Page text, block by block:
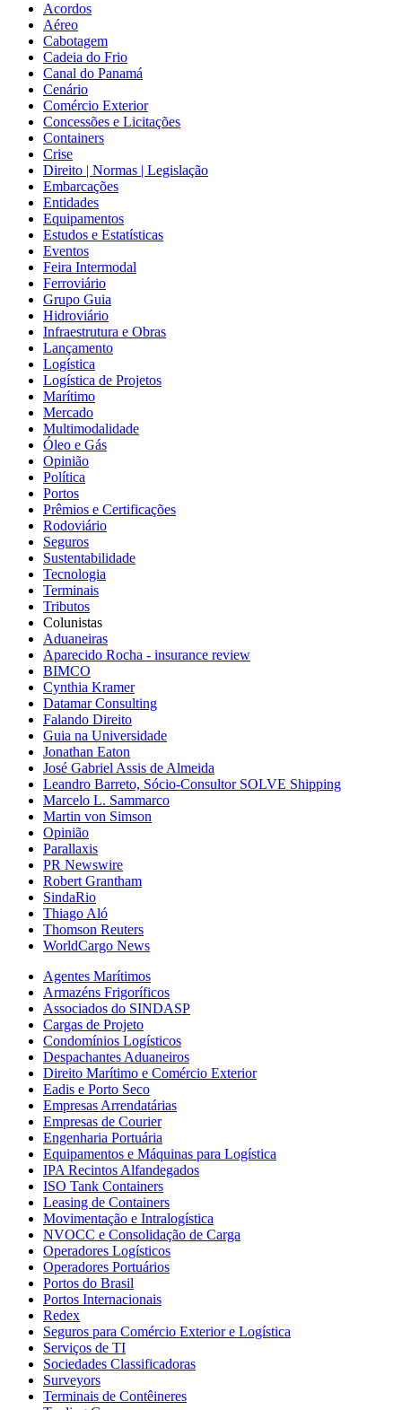
Acordos
Aéreo
Cabotagem
Cadeia do Frio
Canal do Panamá
Cenário
Comércio Exterior
Concessões e Licitações
Containers
Crise
Direito | Normas | Legislação
Embarcações
Entidades
Equipamentos
Estudos e Estatísticas
Eventos
Feira Intermodal
Ferroviário
Grupo Guia
Hidroviário
Infraestrutura e Obras
Lançamento
Logística
Logística de Projetos
Marítimo
Mercado
Multimodalidade
Óleo e Gás
Opinião
Política
Portos
Prêmios e Certificações
Rodoviário
Seguros
Sustentabilidade
Tecnologia
Terminais
Tributos
Colunistas
Aduaneiras
Aparecido Rocha - insurance review
BIMCO
Cynthia Kramer
Datamar Consulting
Falando Direito
Guia na Universidade
Jonathan Eaton
José Gabriel Assis de Almeida
Leandro Barreto, Sócio-Consultor SOLVE Shipping
Marcelo L. Sammarco
Martin von Simson
Opinião
Parallaxis
PR Newswire
Robert Grantham
SindaRio
Thiago Aló
Thomson Reuters
WorldCargo News
Agentes Marítimos
Armazéns Frigoríficos
Associados do SINDASP
Cargas de Projeto
Condomínios Logísticos
Despachantes Aduaneiros
Direito Marítimo e Comércio Exterior
Eadis e Porto Seco
Empresas Arrendatárias
Empresas de Courier
Engenharia Portuária
Equipamentos e Máquinas para Logística
IPA Recintos Alfandegados
ISO Tank Containers
Leasing de Containers
Movimentação e Intralogística
NVOCC e Consolidação de Carga
Operadores Logísticos
Operadores Portuários
Portos do Brasil
Portos Internacionais
Redex
Seguros para Comércio Exterior e Logística
Serviços de TI
Sociedades Classificadoras
Surveyors
Terminais de Contêineres